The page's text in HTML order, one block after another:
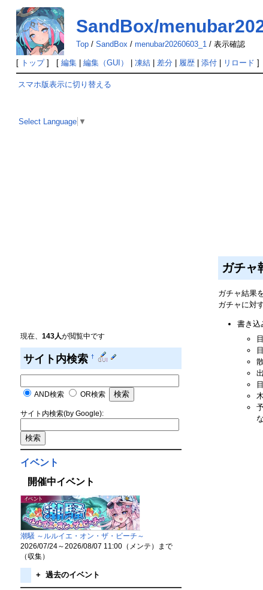
SandBox/
Top/ SandBox / menubar20260603_1/ 表示確認
[ トップ] [ 編集| 編集（GUI） 凍結| 差分| 履歴| 添付| リロード ]
スマホ版表示に切り替える
Select Language ▼
現在、 143人が閲覧中です
サイト内検索†
AND検索 OR検索
サイト内検索(by Google):
イベント
開催中イベント
潮騒 ～ルルイエ・オン・ザ・ビーチ～
2026/07/24～2026/08/07 11:00（メンテ）まで
（収集）
+ 過去のイベント
ガチャ
ガチャ結果
ガチャに対
書き込